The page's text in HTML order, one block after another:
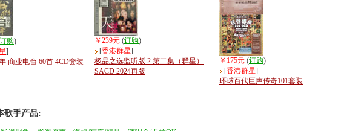
订购)
]
商业电台 60首 4CD套装
￥239元 (订购)
[香港群星]
极品之选监听版 2 第二集（群星）
SACD 2024再版
￥175元 (订购)
[香港群星]
环球百代巨声传奇101套装
歌手产品: